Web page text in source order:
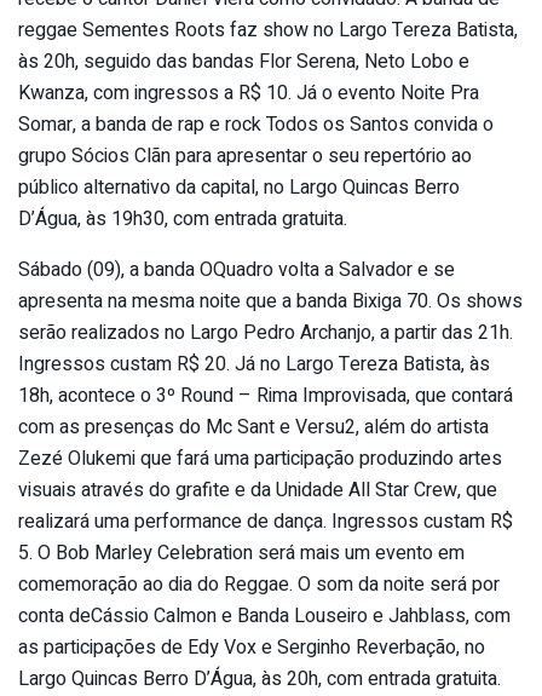
reggae Sementes Roots faz show no Largo Tereza Batista,
às 20h, seguido das bandas Flor Serena, ‎Neto Lobo‪ e
Kwanza, com ingressos a R$ 10. Já o evento Noite Pra
Somar, a banda de rap e rock Todos os Santos convida o
grupo Sócios Clãn para apresentar o seu repertório ao
público alternativo da capital, no Largo Quincas Berro
D’Água, às 19h30, com entrada gratuita.
Sábado (09), a banda OQuadro volta a Salvador e se
apresenta na mesma noite que a banda Bixiga 70. Os shows
serão realizados no Largo Pedro Archanjo, a partir das 21h.
Ingressos custam R$ 20. Já no Largo Tereza Batista, às
18h, acontece o 3º Round – Rima Improvisada, que contará
com as presenças do Mc Sant e Versu2, além do artista
Zezé Olukemi que fará uma participação produzindo artes
visuais através do grafite e da Unidade All Star Crew, que
realizará uma performance de dança. Ingressos custam R$
5. O Bob Marley Celebration será mais um evento em
comemoração ao dia do Reggae. O som da noite será por
conta deCássio Calmon e Banda Louseiro e Jahblass, com
as participações de Edy Vox e Serginho Reverbação, no
Largo Quincas Berro D’Água, às 20h, com entrada gratuita.